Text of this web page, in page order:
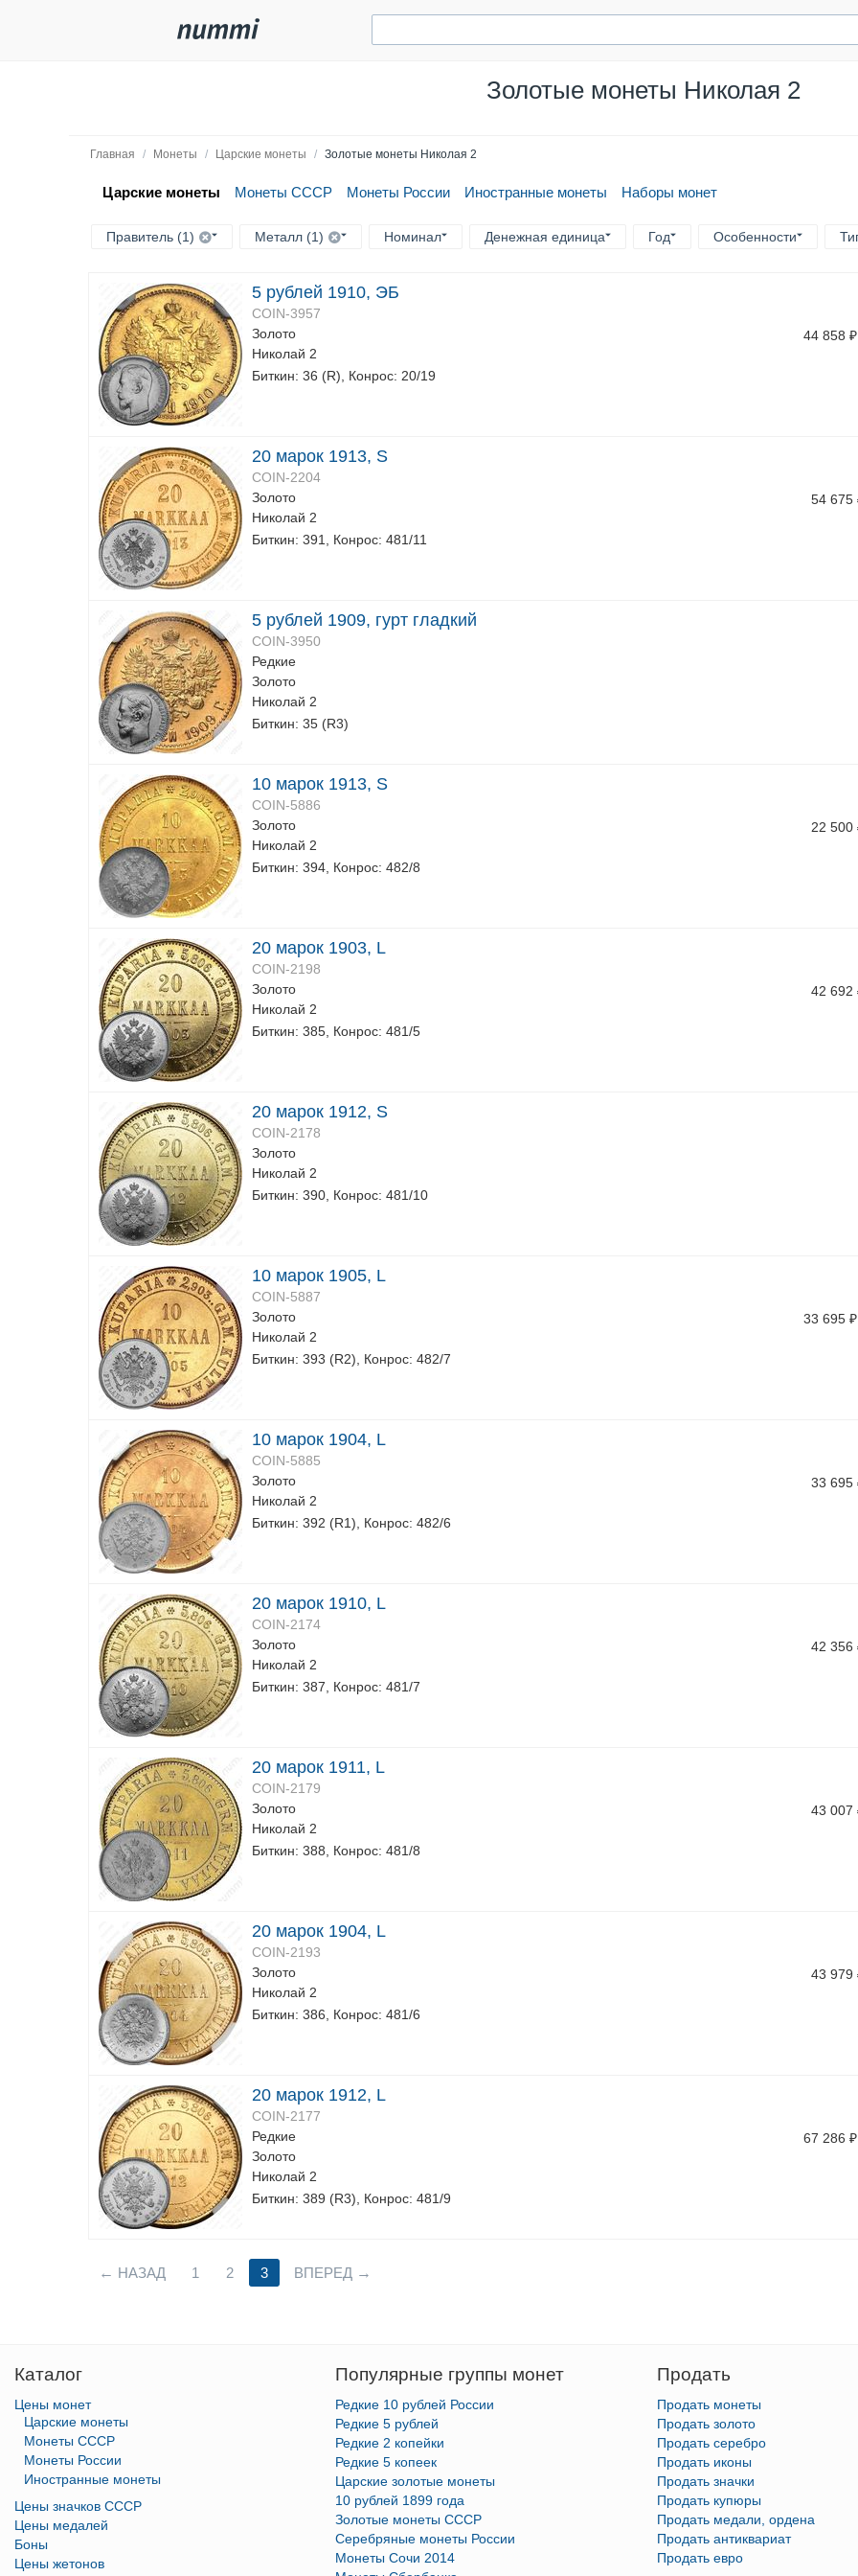
Золотые монеты Николая 2
Главная / Монеты / Царские монеты / Золотые монеты Николая 2
Царские монеты Монеты СССР Монеты России Иностранные монеты Наборы монет
Правитель (1) Металл (1) Номинал Денежная единица Год Особенности
5 рублей 1910, ЭБ
COIN-3957
Золото
Николай 2
Биткин: 36 (R), Конрос: 20/19
44 858 ₽
20 марок 1913, S
COIN-2204
Золото
Николай 2
Биткин: 391, Конрос: 481/11
54 675
5 рублей 1909, гурт гладкий
COIN-3950
Редкие
Золото
Николай 2
Биткин: 35 (R3)
10 марок 1913, S
COIN-5886
Золото
Николай 2
Биткин: 394, Конрос: 482/8
22 500
20 марок 1903, L
COIN-2198
Золото
Николай 2
Биткин: 385, Конрос: 481/5
42 692
20 марок 1912, S
COIN-2178
Золото
Николай 2
Биткин: 390, Конрос: 481/10
10 марок 1905, L
COIN-5887
Золото
Николай 2
Биткин: 393 (R2), Конрос: 482/7
33 695 ₽
10 марок 1904, L
COIN-5885
Золото
Николай 2
Биткин: 392 (R1), Конрос: 482/6
33 695
20 марок 1910, L
COIN-2174
Золото
Николай 2
Биткин: 387, Конрос: 481/7
42 356
20 марок 1911, L
COIN-2179
Золото
Николай 2
Биткин: 388, Конрос: 481/8
43 007
20 марок 1904, L
COIN-2193
Золото
Николай 2
Биткин: 386, Конрос: 481/6
43 979
20 марок 1912, L
COIN-2177
Редкие
Золото
Николай 2
Биткин: 389 (R3), Конрос: 481/9
67 286 ₽
НАЗАД 1 2 3 ВПЕРЕД
Каталог
Цены монет
Царские монеты
Монеты СССР
Монеты России
Иностранные монеты
Цены значков СССР
Цены медалей
Боны
Цены жетонов
Популярные группы монет
Редкие 10 рублей России
Редкие 5 рублей
Редкие 2 копейки
Редкие 5 копеек
Царские золотые монеты
10 рублей 1899 года
Золотые монеты СССР
Серебряные монеты России
Монеты Сочи 2014
Продать
Продать монеты
Продать золото
Продать серебро
Продать иконы
Продать значки
Продать купюры
Продать медали, ордена
Продать антиквариат
Продать евро